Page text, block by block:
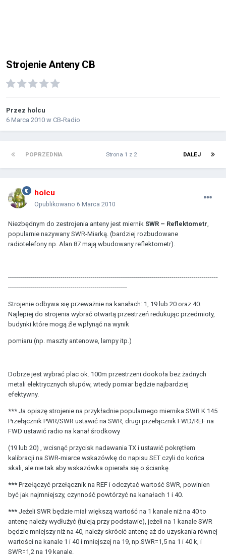
Strojenie Anteny CB
Przez holcu
6 Marca 2010 w CB-Radio
POPRZEDNIA DALEJ
Strona 1 z 2
holcu
Opublikowano 6 Marca 2010
Niezbędnym do zestrojenia anteny jest miernik SWR – Reflektometr
popularnie nazywany SWR-Miarką. (bardziej rozbudowane
radiotelefony np. Alan 87 mają wbudowany reflektometr).
--------------------------------------------------------------------------------------------------------
-----------------------------------------------------------
Strojenie odbywa się przeważnie na kanałach: 1, 19 lub 20 oraz 40.
Najlepiej do strojenia wybrać otwartą przestrzeń redukując przedmioty,
budynki które mogą źle wpłynąć na wynik
pomiaru (np. maszty antenowe, lampy itp.)
Dobrze jest wybrać plac ok. 100m przestrzeni dookoła bez żadnych
metali elektrycznych słupów, wtedy pomiar będzie najbardziej
efektywny.
*** Ja opiszę strojenie na przykładnie popularnego miernika SWR K 145
Przełącznik PWR/SWR ustawić na SWR, drugi przełącznik FWD/REF na
FWD ustawić radio na kanał środkowy
(19 lub 20) , wcisnąć przycisk nadawania TX i ustawić pokrętłem
kalibracji na SWR-miarce wskazówkę do napisu SET czyli do końca
skali, ale nie tak aby wskazówka opierała się o ściankę.
*** Przełączyć przełącznik na REF i odczytać wartość SWR, powinien
być jak najmniejszy, czynność powtórzyć na kanałach 1 i 40.
*** Jeżeli SWR będzie miał większą wartość na 1 kanale niż na 40 to
antenę należy wydłużyć (tuleją przy podstawie), jeżeli na 1 kanale SWR
będzie mniejszy niż na 40, należy skrócić antenę aż do uzyskania równej
wartości na kanale 1 i 40 i mniejszej na 19, np.SWR=1,5 na 1 i 40 k, i
SWR=1,2 na 19 kanale.